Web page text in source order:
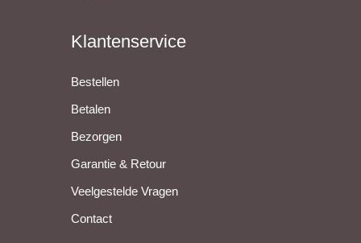
Klantenservice
Bestellen
Betalen
Bezorgen
Garantie & Retour
Veelgestelde Vragen
Contact